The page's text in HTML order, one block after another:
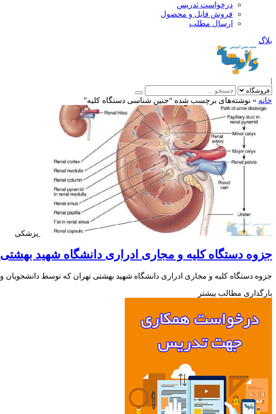
درخواست تدریس
فروش فایل و محصول
ارسال مطلب
بلاگ
|
خانه » نوشته‌های برچسب شده “جنین شناسی دستگاه کلیه”
پزشکی
جزوه دستگاه کلیه و مجاری ادراری دانشگاه شهید بهشتی
جزوه دستگاه کلیه و مجاری ادراری دانشگاه شهید بهشتی تهران که توسط دانشجویان ورودی 93 این دانشگاه در سال 95-94
بارگذاری مطالب بیشتر